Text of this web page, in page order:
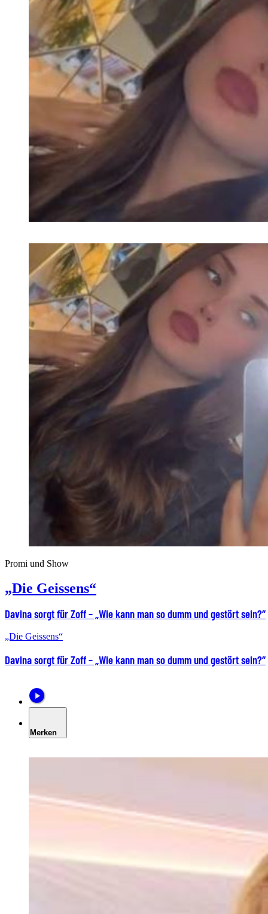
Promi und Show
„Die Geissens“
Davina sorgt für Zoff – „Wie kann man so dumm und gestört sein?“
„Die Geissens“
Davina sorgt für Zoff – „Wie kann man so dumm und gestört sein?“
Merken